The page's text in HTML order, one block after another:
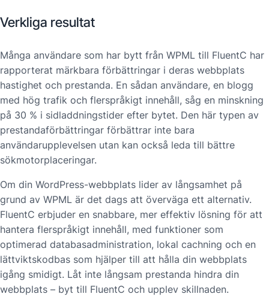
Verkliga resultat
Många användare som har bytt från WPML till FluentC har
rapporterat märkbara förbättringar i deras webbplats
hastighet och prestanda. En sådan användare, en blogg
med hög trafik och flerspråkigt innehåll, såg en minskning
på 30 % i sidladdningstider efter bytet. Den här typen av
prestandaförbättringar förbättrar inte bara
användarupplevelsen utan kan också leda till bättre
sökmotorplaceringar.
Om din WordPress-webbplats lider av långsamhet på
grund av WPML är det dags att överväga ett alternativ.
FluentC erbjuder en snabbare, mer effektiv lösning för att
hantera flerspråkigt innehåll, med funktioner som
optimerad databasadministration, lokal cachning och en
lättviktskodbas som hjälper till att hålla din webbplats
igång smidigt. Låt inte långsam prestanda hindra din
webbplats – byt till FluentC och upplev skillnaden.